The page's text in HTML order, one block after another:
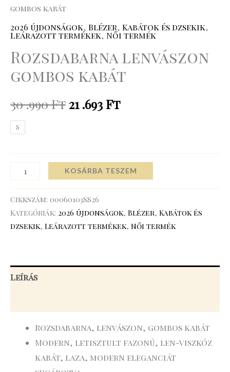
gombos kabát
2026 újdonságok, Blézer, Kabátok és dzsekik,
Leárazott termékek, Női termék
Rozsdabarna lenvászon
gombos kabát
30 .990Ft 21 .693 Ft
S
KOSÁRBA TESZEM
Cikkszám: 00060103SS26
Kategóriák: 2026 újdonságok, Blézer, Kabátok és
dzsekik, Leárazott termékek, Női termék
Leírás
Rozsdabarna, lenvászon, gombos kabát
Modern, letisztult fazonú, len-viszkóz
kabát, laza, modern eleganciát